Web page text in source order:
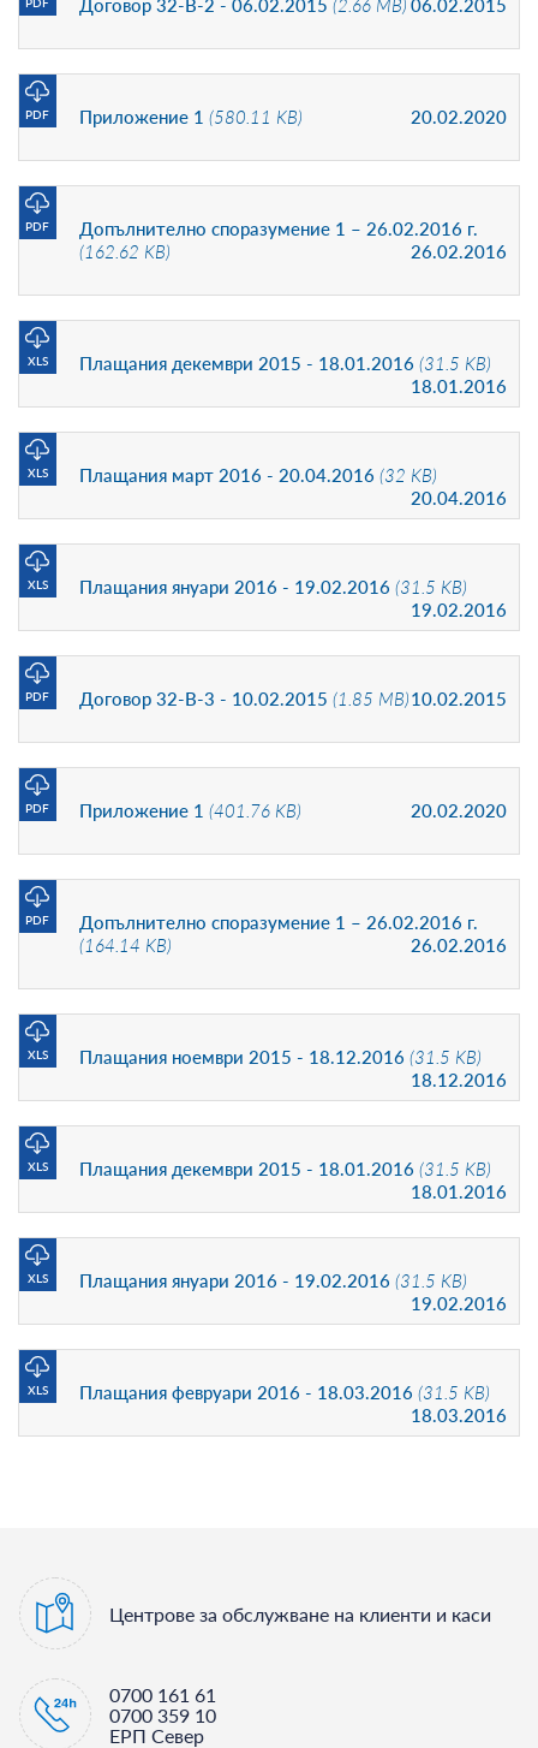
Договор 32-В-2 - 06.02.2015 (2.66 MB) 06.02.2015
Приложение 1 (580.11 KB) 20.02.2020
PDF
Допълнително споразумение 1 – 26.02.2016 г.
(162.62 KB)
26.02.2016
PDF
Плащания декември 2015 - 18.01.2016 (31.5 KB)
18.01.2016
XLS
Плащания март 2016 - 20.04.2016 (32 KB)
20.04.2016
XLS
Плащания януари 2016 - 19.02.2016 (31.5 KB)
19.02.2016
XLS
Договор 32-В-3 - 10.02.2015 (1.85 MB)10.02.2015
PDF
Приложение 1 (401.76 KB) 20.02.2020
PDF
Допълнително споразумение 1 – 26.02.2016 г.
(164.14 KB)
26.02.2016
PDF
Плащания ноември 2015 - 18.12.2016 (31.5 KB)
18.12.2016
XLS
Плащания декември 2015 - 18.01.2016 (31.5 KB)
18.01.2016
XLS
Плащания януари 2016 - 19.02.2016 (31.5 KB)
19.02.2016
XLS
Плащания февруари 2016 - 18.03.2016 (31.5 KB)
18.03.2016
XLS
Центрове за обслужване на клиенти и каси
0700 161 61
0700 359 10
ЕРП Север